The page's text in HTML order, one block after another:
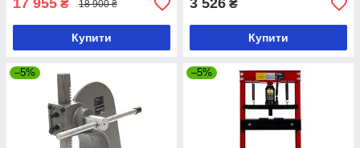
17 955 ₴ 18 900 ₴
Купити
3 526 ₴
Купити
–5% –5%